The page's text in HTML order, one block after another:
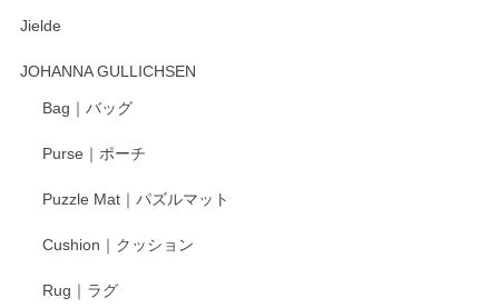
Jielde
JOHANNA GULLICHSEN
Bag｜バッグ
Purse｜ポーチ
Puzzle Mat｜パズルマット
Cushion｜クッション
Rug｜ラグ